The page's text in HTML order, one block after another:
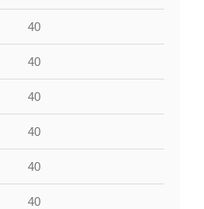
40
40
40
40
40
40